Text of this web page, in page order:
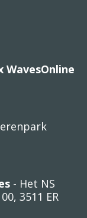
WavesOnline
- Het NS
3511 ER